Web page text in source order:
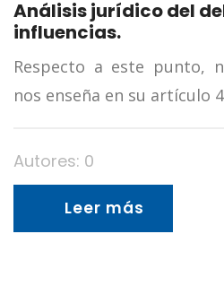
Análisis jurídico del
influencias.
Respecto a este punto,
nos enseña en su artículo
Autores: 0
Leer más